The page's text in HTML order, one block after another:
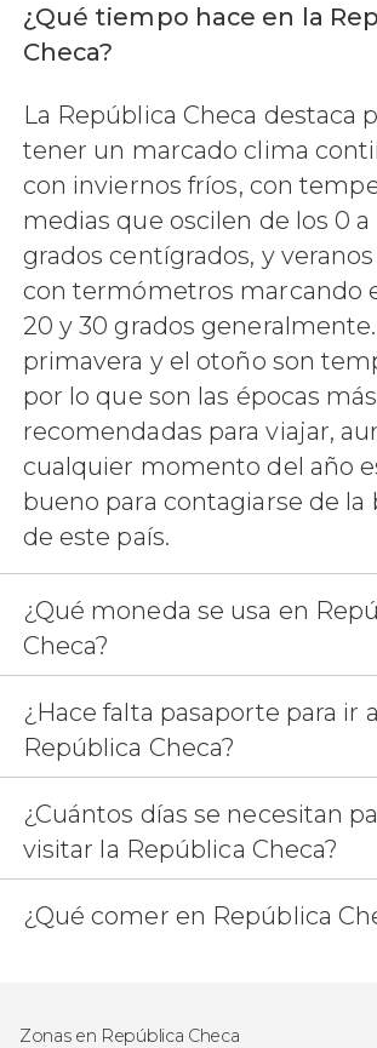
9,3


Varios patios, el Palacio Real y la
free tour por
Praga
¿Qué tiempo hace en la
Checa?
La República Checa destaca
tener un marcado clima
con inviernos fríos, con
medias que oscilen de los 0 a
grados centígrados, y
con termómetros marcando
20 y 30 grados
primavera y el otoño son
por lo que son las épocas más
recomendadas para viajar,
cualquier momento del año
bueno para contagiarse de la
de este país.
¿Qué moneda se usa en
Checa?
¿Hace falta pasaporte para ir a
República Checa?
¿Cuántos días se necesitan
visitar la República Checa?
¿Qué comer en República
Zonas en República Checa